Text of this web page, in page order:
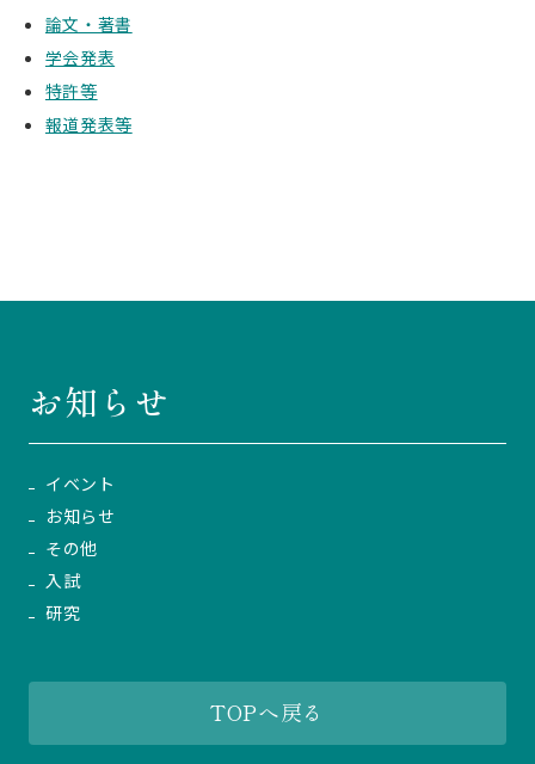
論文・著書
学会発表
特許等
報道発表等
お知らせ
イベント
お知らせ
その他
入試
研究
TOPへ戻る